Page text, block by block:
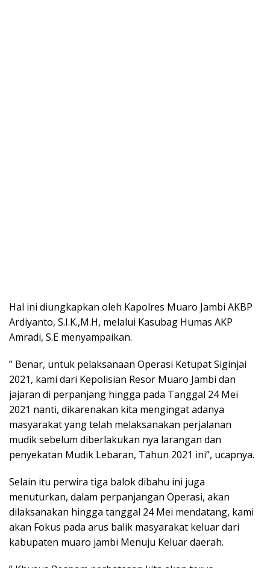
Hal ini diungkapkan oleh Kapolres Muaro Jambi AKBP
Ardiyanto, S.I.K.,M.H, melalui Kasubag Humas AKP
Amradi, S.E menyampaikan.
” Benar, untuk pelaksanaan Operasi Ketupat Siginjai
2021, kami dari Kepolisian Resor Muaro Jambi dan
jajaran di perpanjang hingga pada Tanggal 24 Mei
2021 nanti, dikarenakan kita mengingat adanya
masyarakat yang telah melaksanakan perjalanan
mudik sebelum diberlakukan nya larangan dan
penyekatan Mudik Lebaran, Tahun 2021 ini”, ucapnya.
Selain itu perwira tiga balok dibahu ini juga
menuturkan, dalam perpanjangan Operasi, akan
dilaksanakan hingga tanggal 24 Mei mendatang, kami
akan Fokus pada arus balik masyarakat keluar dari
kabupaten muaro jambi Menuju Keluar daerah.